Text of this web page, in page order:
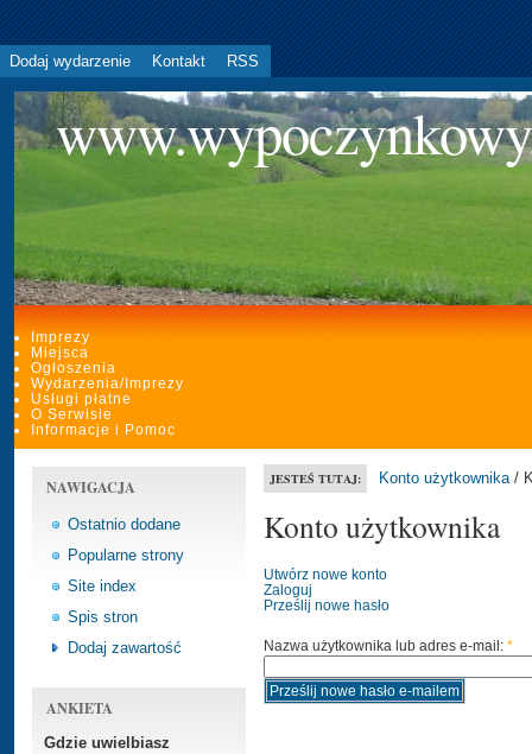
Dodaj wydarzenie Kontakt RSS
Imprezy
Miejsca
Ogłoszenia
Wydarzenia/Imprezy
Usługi płatne
O Serwisie
Informacje i Pomoc
NAWIGACJA
Ostatnio dodane
Popularne strony
Site index
Spis stron
Dodaj zawartość
ANKIETA
Gdzie uwielbiasz
JESTEŚ TUTAJ: Konto użytkownika/
Konto użytkownika
Utwórz nowe konto
Zaloguj
Prześlij nowe hasło
Nazwa użytkownika lub adres e-mail: *